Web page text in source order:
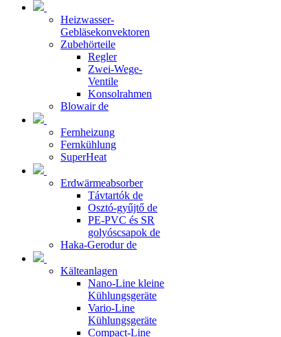
Heizwasser-
Gebläsekonvektoren
Zubehörteile
Regler
Zwei-Wege-
Ventile
Konsolrahmen
Blowair de
Fernheizung
Fernkühlung
SuperHeat
Erdwärmeabsorber
Távtartók de
Osztó-gyűjtő de
PE-PVC és SR
golyóscsapok de
Haka-Gerodur de
Kälteanlagen
Nano-Line kleine
Kühlungsgeräte
Vario-Line
Kühlungsgeräte
Compact-Line